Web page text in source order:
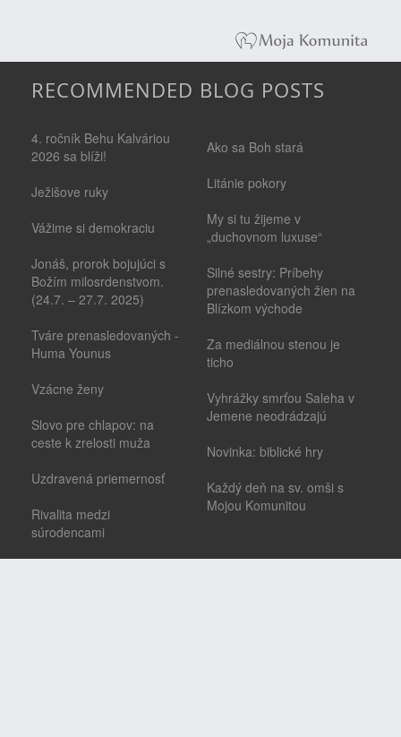
RECOMMENDED BLOG POSTS
4. ročník Behu Kalváriou
2026 sa blíži!
Ježišove ruky
Vážime si demokraciu
Jonáš, prorok bojujúci s
Božím milosrdenstvom.
(24.7. – 27.7. 2025)
Tváre prenasledovaných -
Huma Younus
Vzácne ženy
Slovo pre chlapov: na
ceste k zrelosti muža
Uzdravená priemernosť
Rivalita medzi
súrodencami
Ako sa Boh stará
Litánie pokory
My si tu žijeme v
„duchovnom luxuse“
Silné sestry: Príbehy
prenasledovaných žien na
Blízkom východe
Za mediálnou stenou je
ticho
Vyhrážky smrťou Saleha v
Jemene neodrádzajú
Novinka: biblické hry
Každý deň na sv. omši s
Mojou Komunitou